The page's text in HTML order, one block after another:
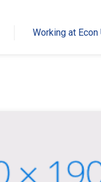
Working at Econ